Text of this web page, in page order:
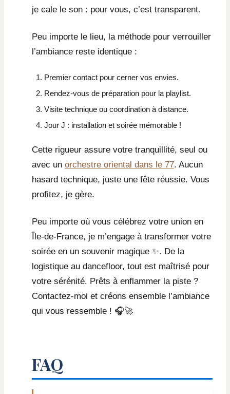
je cale le son : pour vous, c’est transparent.
Peu importe le lieu, la méthode pour verrouiller
l’ambiance reste identique :
Premier contact pour cerner vos envies.
Rendez-vous de préparation pour la playlist.
Visite technique ou coordination à distance.
Jour J : installation et soirée mémorable !
Cette rigueur assure votre tranquillité, seul ou
avec un orchestre oriental dans le 77. Aucun
hasard technique, juste une fête réussie. Vous
profitez, je gère.
Peu importe où vous célébrez votre union en
Île-de-France, je m’engage à transformer votre
soirée en un souvenir magique ✨. De la
logistique au dancefloor, tout est maîtrisé pour
votre sérénité. Prêts à enflammer la piste ?
Contactez-moi et créons ensemble l’ambiance
qui vous ressemble ! 🎧🚀
FAQ